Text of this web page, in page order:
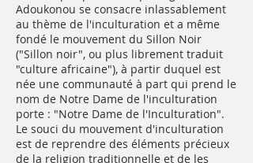
Adoukonou se consacre inlassablement
au thème de l'inculturation et a même
fondé le mouvement du Sillon Noir
("Sillon noir", ou plus librement traduit
"culture africaine"), à partir duquel est
née une communauté à part qui prend le
nom de Notre Dame de l'inculturation
porte : "Notre Dame de l'Inculturation".
Le souci du mouvement d'inculturation
est de reprendre des éléments précieux
de la religion traditionnelle et de les